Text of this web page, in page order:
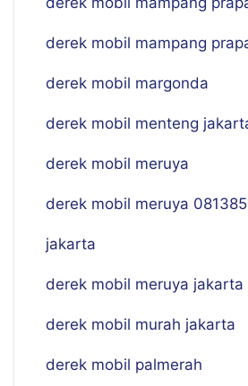
derek mobil mampang
derek mobil margonda
derek mobil menteng
derek mobil meruya
derek mobil meruya
jakarta
derek mobil meruya jakarta
derek mobil murah jakarta
derek mobil palmerah